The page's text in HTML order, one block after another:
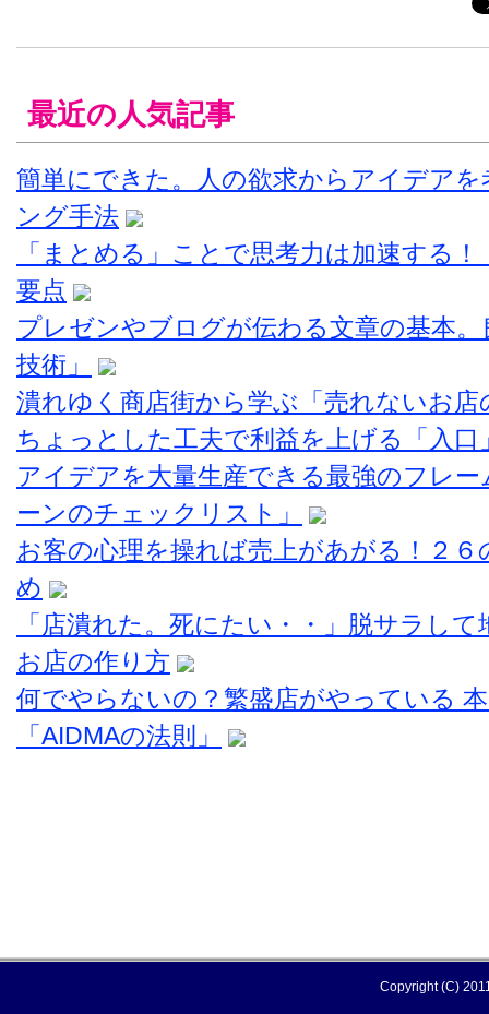
最近の人気記事
簡単にできた。人の欲求からアイデア
ング手法
「まとめる」ことで思考力は加速する
要点
プレゼンやブログが伝わる文章の基本
技術」
潰れゆく商店街から学ぶ「売れないお店
ちょっとした工夫で利益を上げる「入口
アイデアを大量生産できる最強のフレ
ーンのチェックリスト」
お客の心理を操れば売上があがる！２
め
「店潰れた。死にたい・・」脱サラし
お店の作り方
何でやらないの？繁盛店がやっている
「AIDMAの法則」
Copyright (C)